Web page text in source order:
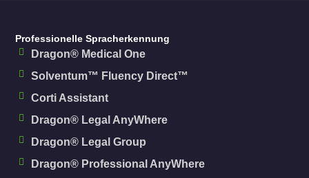
Professionelle Spracherkennung
Dragon® Medical One
Solventum™ Fluency Direct™
Corti Assistant
Dragon® Legal AnyWhere
Dragon® Legal Group
Dragon® Professional AnyWhere